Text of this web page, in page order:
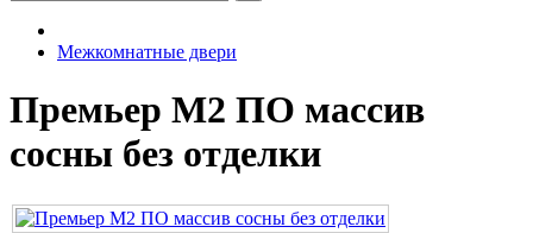
Межкомнатные двери
Премьер М2 ПО массив
сосны без отделки